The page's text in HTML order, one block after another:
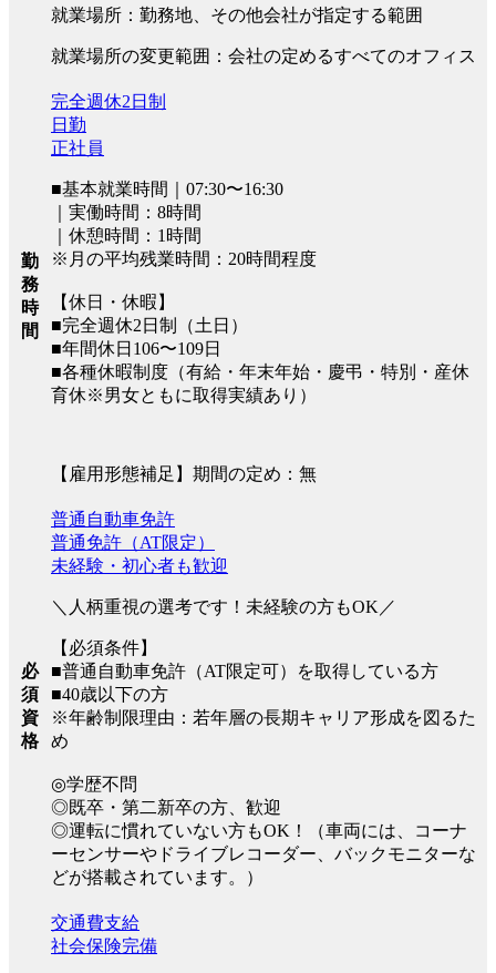
就業場所：勤務地、その他会社が指定する範囲
就業場所の変更範囲：会社の定めるすべてのオフィス
勤
務
時
間
完全週休2日制
日勤
正社員
■基本就業時間｜07:30〜16:30
｜実働時間：8時間
｜休憩時間：1時間
※月の平均残業時間：20時間程度
【休日・休暇】
■完全週休2日制（土日）
■年間休日106〜109日
■各種休暇制度（有給・年末年始・慶弔・特別・産休
育休※男女ともに取得実績あり）
【雇用形態補足】期間の定め：無
必
須
資
格
普通自動車免許
普通免許（AT限定）
未経験・初心者も歓迎
＼人柄重視の選考です！未経験の方もOK／
【必須条件】
■普通自動車免許（AT限定可）を取得している方
■40歳以下の方
※年齢制限理由：若年層の長期キャリア形成を図るた
め
◎学歴不問
◎既卒・第二新卒の方、歓迎
◎運転に慣れていない方もOK！（車両には、コーナ
ーセンサーやドライブレコーダー、バックモニターな
どが搭載されています。）
交通費支給
社会保険完備